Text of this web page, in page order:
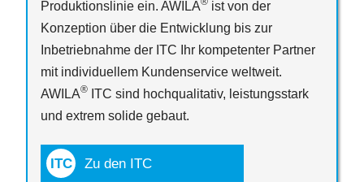
Produktionslinie ein. AWILA
ist von der
Konzeption über die Entwicklung bis zur
Inbetriebnahme der ITC Ihr kompetenter Partner
mit individuellem Kundenservice weltweit.
AWILA® ITC sind hochqualitativ, leistungsstark
und extrem solide gebaut.
Zu den ITC